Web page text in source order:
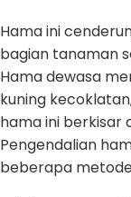
Hama ini
bagian tanaman
Hama dewasa
kuning
hama ini berkisar
Pengendalian
beberapa